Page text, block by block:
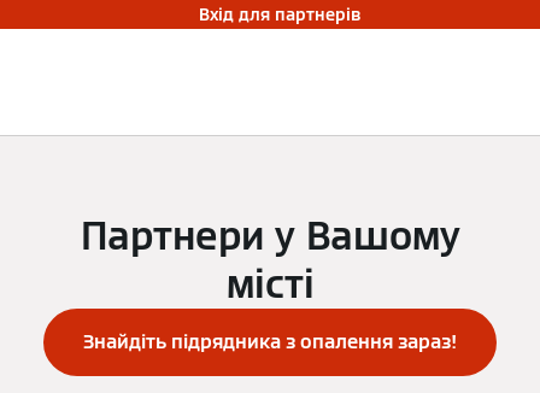
Вхід для партнерів
Партнери у Вашому
місті
Знайдіть підрядника з опалення зараз!